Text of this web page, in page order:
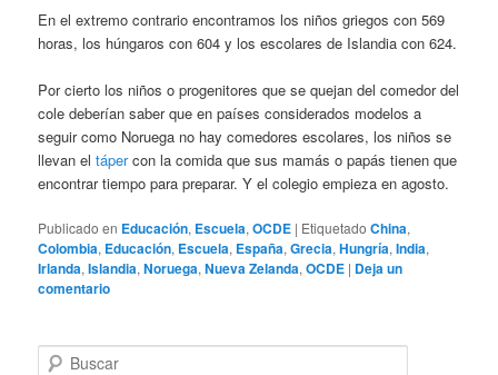
En el extremo contrario encontramos los niños griegos con 569
horas, los húngaros con 604 y los escolares de Islandia con 624.
Por cierto los niños o progenitores que se quejan del comedor del
cole deberían saber que en países considerados modelos a
seguir como Noruega no hay comedores escolares, los niños se
llevan eltápercon la comida que sus mamás o papás tienen que
encontrar tiempo para preparar. Y el colegio empieza en agosto.
Publicado en Educación, Escuela,OCDE | Etiquetado China,
Colombia, Educación, Escuela, España,Grecia,Hungría,India,
Irlanda,Islandia,Noruega,Nueva Zelanda,OCDE | Deja un
comentario